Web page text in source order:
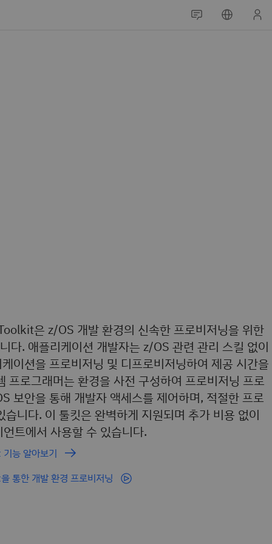
은 z/OS 개발 환경의 신속한 프로비저닝을 위한
다. 애플리케이션 개발자는 z/OS 관련 관리 스킬 없이
이션을 프로비저닝 및 디프로비저닝하여 제공 시간을
프로그래머는 환경을 사전 구성하여 프로비저닝 프로
보안을 통해 개발자 액세스를 제어하며, 적절한 프로
니다. 이 툴킷은 완벽하게 지원되며 추가 비용 없이
트에서 사용할 수 있습니다.
능 알아보기
통한 개발 환경 프로비저닝